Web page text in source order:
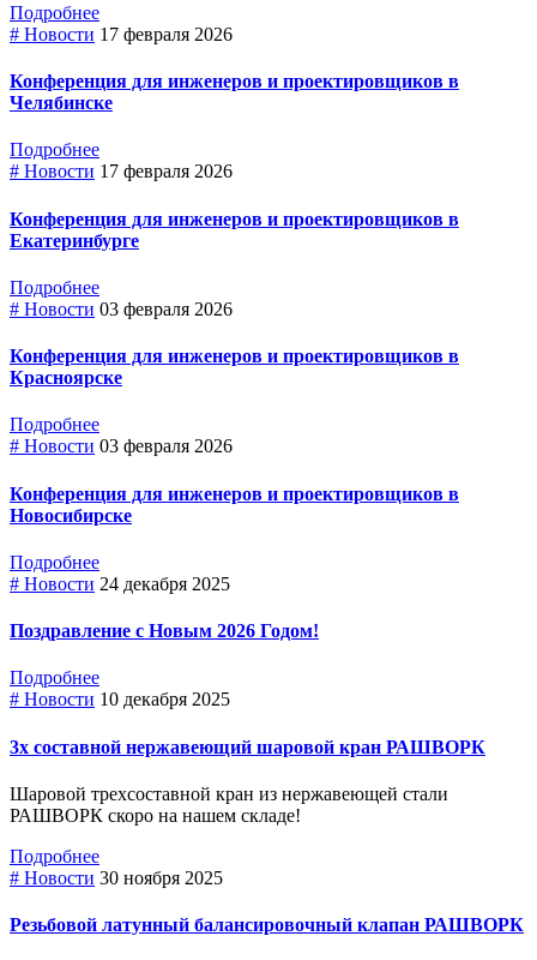
Подробнее
# Новости 17 февраля 2026
Конференция для инженеров и проектировщиков в
Челябинске
Подробнее
# Новости 17 февраля 2026
Конференция для инженеров и проектировщиков в
Екатеринбурге
Подробнее
# Новости 03 февраля 2026
Конференция для инженеров и проектировщиков в
Красноярске
Подробнее
# Новости 03 февраля 2026
Конференция для инженеров и проектировщиков в
Новосибирске
Подробнее
# Новости 24 декабря 2025
Поздравление с Новым 2026 Годом!
Подробнее
# Новости 10 декабря 2025
3х составной нержавеющий шаровой кран РАШВОРК
Шаровой трехсоставной кран из нержавеющей стали
РАШВОРК скоро на нашем складе!
Подробнее
# Новости 30 ноября 2025
Резьбовой латунный балансировочный клапан РАШВОРК